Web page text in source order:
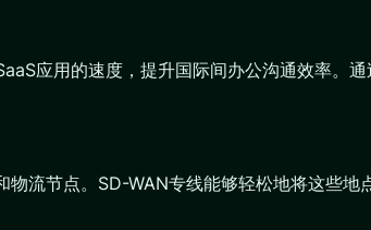
应用的速度，提升国际间办公沟通效率。
流节点。SD-WAN专线能够轻松地将这些